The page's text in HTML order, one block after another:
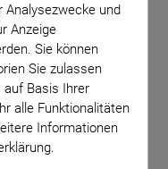
Analysezwecke und
Anzeige
Sie können
Sie zulassen
auf Basis Ihrer
alle Funktionalitäten
Informationen
Entscheidern
ihrer individuellen
Komponenten werden
Bedürfnissen